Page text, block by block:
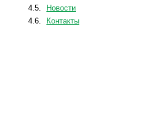
4.5.
Новости
4.6.
Контакты